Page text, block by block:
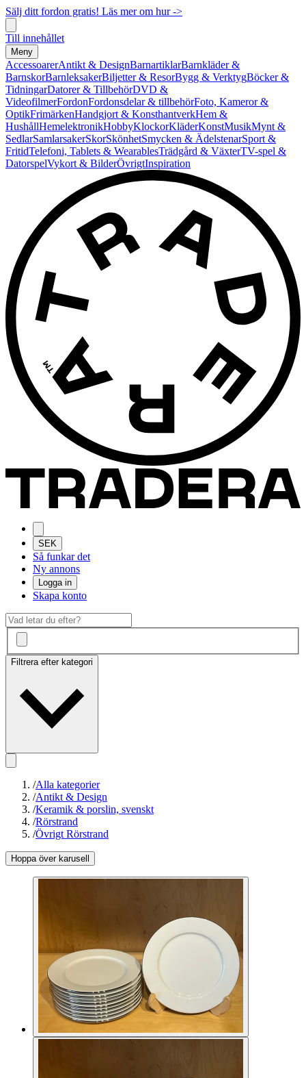
Sälj ditt fordon gratis! Läs mer om hur ->
Till innehållet
Meny
AccessoarerAntikt & DesignBarnartiklarBarnkläder &
BarnskorBarnleksakerBiljetter & ResorBygg & VerktygBöcker &
TidningarDatorer & TillbehörDVD &
VideofilmerFordonFordonsdelar & tillbehörFoto, Kameror &
OptikFrimärkenHandgjort & KonsthantverkHem &
HushållHemelektronikHobbyKlockorKläderKonstMusikMynt &
SedlarSamlarsakerSkorSkönhetSmycken & ÄdelstenarSport &
FritidTelefoni, Tablets & WearablesTrädgård & VäxterTV-spel &
DatorspelVykort & BilderÖvrigtInspiration
SEK
Så funkar det
Ny annons
Logga in
Skapa konto
Filtrera efter kategori
/Alla kategorier
/Antikt & Design
/Keramik & porslin, svenskt
/Rörstrand
/Övrigt Rörstrand
Hoppa över karusell